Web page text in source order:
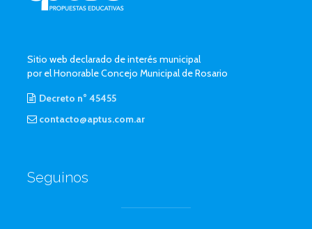
Sitio web declarado de interés municipal
por el Honorable Concejo Municipal de Rosario
Decreto n° 45455
contacto@aptus.com.ar
Seguinos